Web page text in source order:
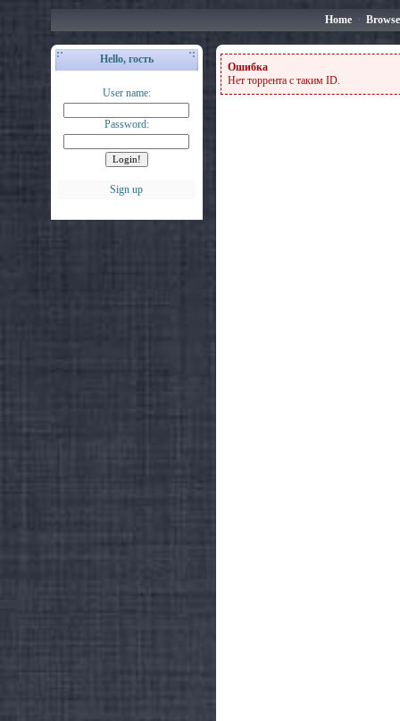
Home • Browse
Hello, гость
User name:
Password:
Sign up
Ошибка
Нет торрента с таким ID.